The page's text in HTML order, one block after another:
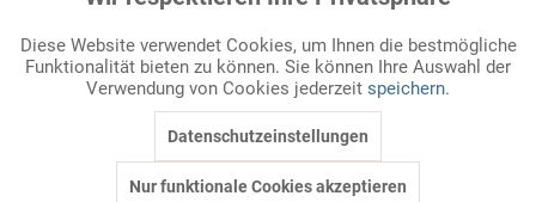
Infografik Nr. 872639
Welchen Download brauchen Sie?
Marketing Inaktiv
Diese Website verwendet Cookies, um Ihnen die bestmögliche
Funktionalität bieten zu können. Sie können Ihre Auswahl der
Verwendung von Cookies jederzeit speichern.
Datenschutzeinstellungen
Nur funktionale Cookies akzeptieren